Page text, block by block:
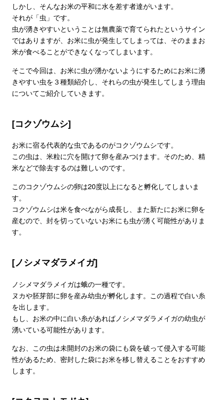
しかし、そんなお米の平和に水を差す者達がいます。
それが「虫」です。
虫が湧きやすいということは無農薬で育てられたというサイン
ではありますが、お米に虫が発生してしまっては、そのままお
米が食べることができなくなってしまいます。
そこで今回は、お米に虫が湧かないようにするためにお米に湧
きやすい虫を３種類紹介し、それらの虫が発生してしまう理由
についてご紹介していきます。
[コクゾウムシ]
お米に宿る代表的な虫であるのがコクゾウムシです。
この虫は、米粒に穴を開けて卵を産みつけます。そのため、精
米などで除去するのは難しいのです。
このコクゾウムシの卵は20度以上になると孵化してしまいま
す。
コクゾウムシは米を食べながら成長し、また新たにお米に卵を
産むので、封を切っていないお米にも虫が湧く可能性がありま
す。
[ノシメマダラメイガ]
ノシメマダラメイガは蛾の一種です。
ヌカや胚芽部に卵を産み幼虫が孵化します。この過程で白い糸
を出します。
もし、お米の中に白い糸があればノシメマダラメイガの幼虫が
湧いている可能性があります。
なお、この虫は未開封のお米の袋にも袋を破って侵入する可能
性があるため、密封した袋にお米を移し替えることをおすすめ
します。